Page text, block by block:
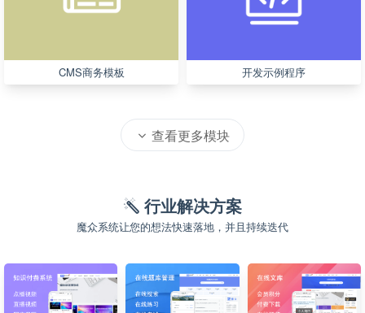
CMS商务模板 开发示例程序
查看更多模块
行业解决方案
魔众系统让您的想法快速落地，并且持续迭代